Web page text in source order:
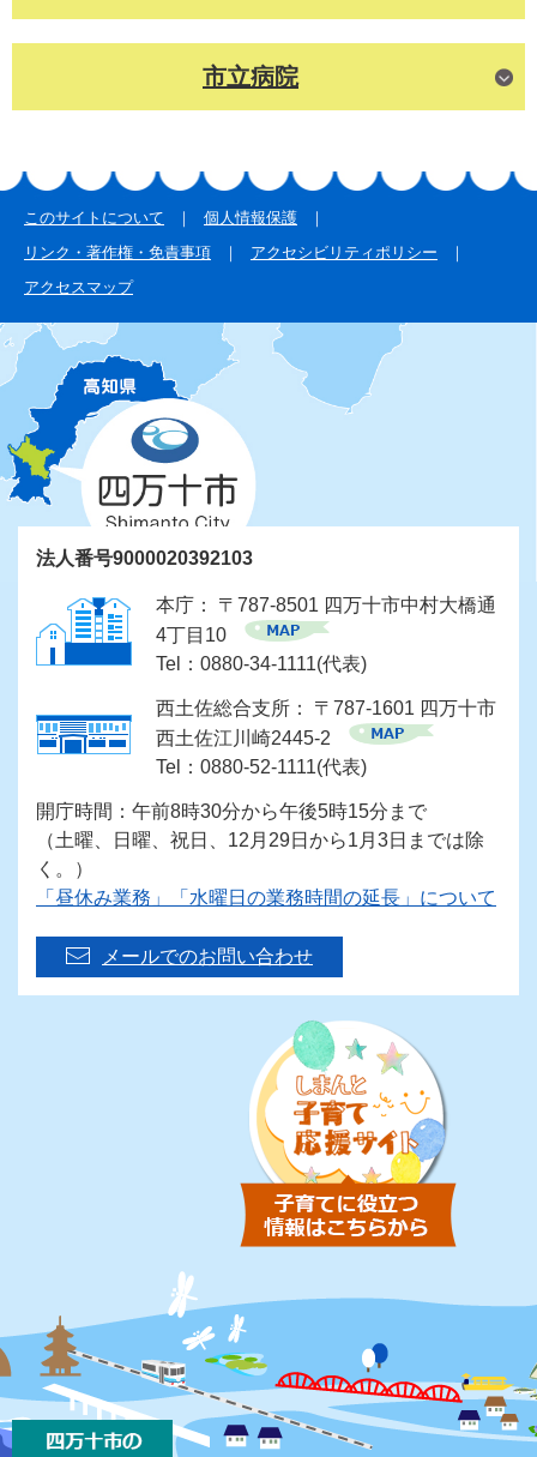
市立病院
このサイトについて
個人情報保護
リンク・著作権・免責事項
アクセシビリティポリシー
アクセスマップ
法人番号9000020392103
本庁： 〒787-8501 四万十市中村大橋通
4丁目10
Tel：0880-34-1111(代表)
西土佐総合支所： 〒787-1601 四万十市
西土佐江川崎2445-2
Tel：0880-52-1111(代表)
開庁時間：午前8時30分から午後5時15分まで
（土曜、日曜、祝日、12月29日から1月3日までは除
く。）
「昼休み業務」「水曜日の業務時間の延長」について
メールでのお問い合わせ